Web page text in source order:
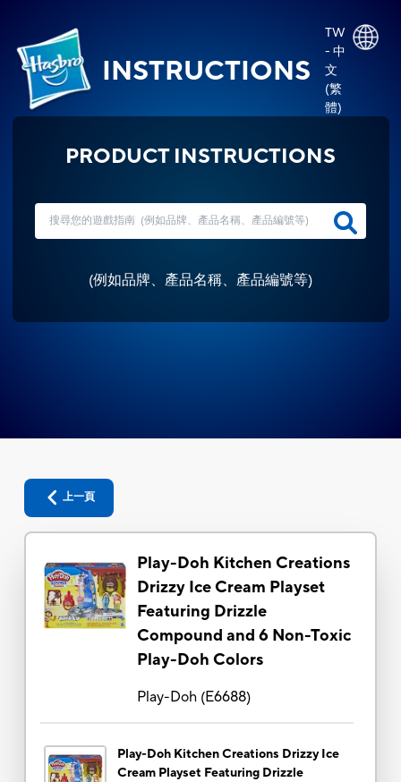
INSTRUCTIONS
TW
- 中
文
(繁
體)
PRODUCT INSTRUCTIONS
(例如品牌、產品名稱、產品編號等)
上一頁
Play-Doh Kitchen Creations
Drizzy Ice Cream Playset
Featuring Drizzle
Compound and 6 Non-Toxic
Play-Doh Colors
Play-Doh(E6688)
Play-Doh Kitchen Creations Drizzy Ice
Cream Playset Featuring Drizzle